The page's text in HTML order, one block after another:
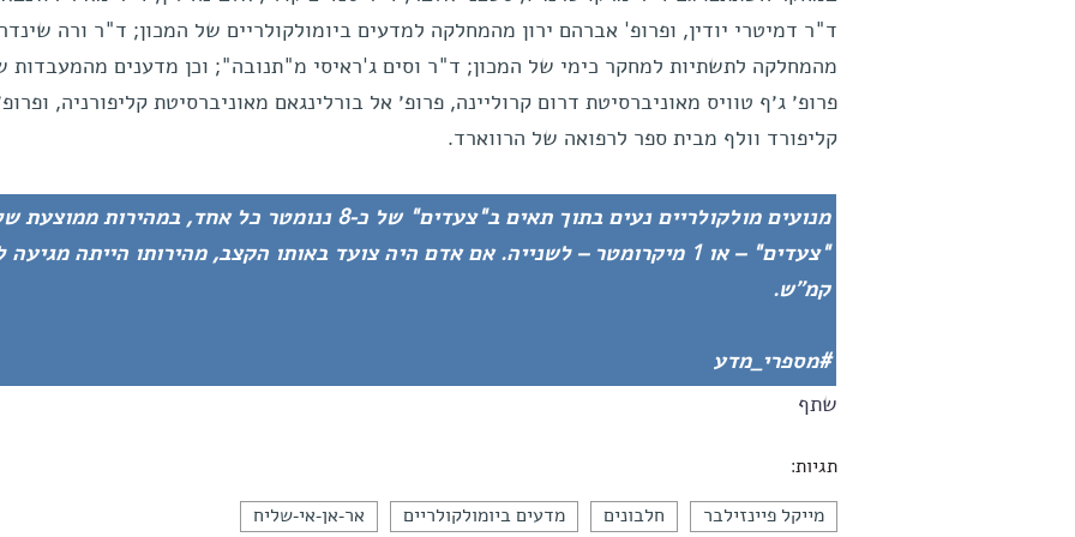
ד"ר דמיטרי יודין, ופרופ' אברהם ירון מהמחלקה למדעים ביומולקולריים של המכון; ד"ר ורה שינדר
מהמחלקה לתשתיות למחקר כימי של המכון; ד"ר וסים ג'ראיסי מ"תנובה"; וכן מדענים מהמעבדות
פרופ׳ ג׳ף טוויס מאוניברסיטת דרום קרוליינה, פרופ׳ אל בורלינגאם מאוניברסיטת קליפורניה,
קליפורד וולף מבית ספר לרפואה של הרווארד.
קמ״ש.
#מספרי_מדע
שתף
תגיות:
מייקל פיינזילבר חלבונים מדעים ביומולקולריים אר-אן-אי-שליח